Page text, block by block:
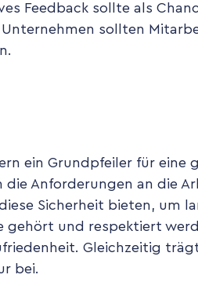
Feedback sollte als
sollten
ein Grundpfeiler für eine
Anforderungen an die
Sicherheit bieten, um
gehört und respektiert
Gleichzeitig
bei.